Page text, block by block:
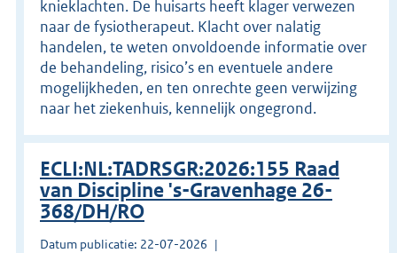
knieklachten. De huisarts heeft klager verwezen
naar de fysiotherapeut. Klacht over nalatig
handelen, te weten onvoldoende informatie over
de behandeling, risico’s en eventuele andere
mogelijkheden, en ten onrechte geen verwijzing
naar het ziekenhuis, kennelijk ongegrond.
ECLI:NL:TADRSGR:2026:155 Raad
van Discipline 's-Gravenhage 26-
368/DH/RO
Datum publicatie: 22-07-2026